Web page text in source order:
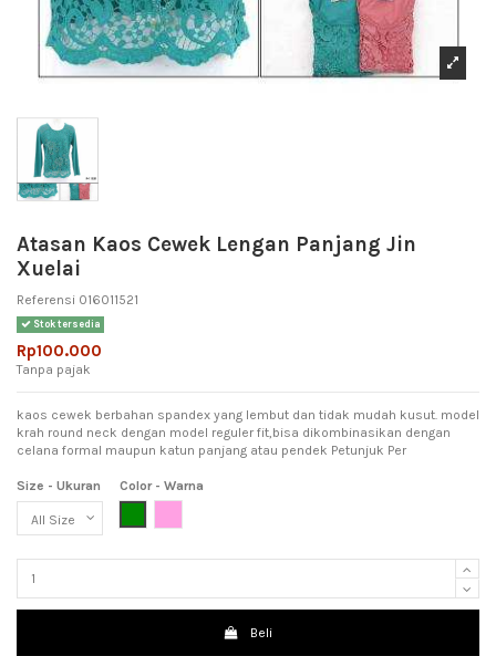
Atasan Kaos Cewek Lengan Panjang Jin
Xuelai
Referensi 016011521
Stok tersedia
Rp100.000
Tanpa pajak
kaos cewek berbahan spandex yang lembut dan tidak mudah kusut. model
krah round neck dengan model reguler fit,bisa dikombinasikan dengan
celana formal maupun katun panjang atau pendek Petunjuk Per
Size - Ukuran
Color - Warna
Beli